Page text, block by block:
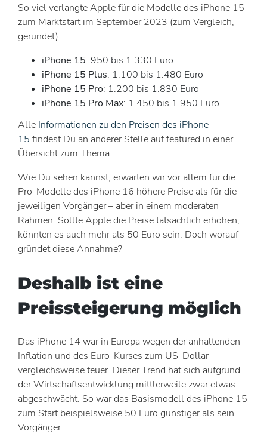
So viel verlangte Apple für die Modelle des iPhone 15
zum Marktstart im September 2023 (zum Vergleich,
gerundet):
iPhone 15: 950 bis 1.330 Euro
iPhone 15 Plus: 1.100 bis 1.480 Euro
iPhone 15 Pro: 1.200 bis 1.830 Euro
iPhone 15 Pro Max: 1.450 bis 1.950 Euro
Alle Informationen zu den Preisen des iPhone
15 findest Du an anderer Stelle auf featured in einer
Übersicht zum Thema.
Wie Du sehen kannst, erwarten wir vor allem für die
Pro-Modelle des iPhone 16 höhere Preise als für die
jeweiligen Vorgänger – aber in einem moderaten
Rahmen. Sollte Apple die Preise tatsächlich erhöhen,
könnten es auch mehr als 50 Euro sein. Doch worauf
gründet diese Annahme?
Deshalb ist eine
Preissteigerung möglich
Das iPhone 14 war in Europa wegen der anhaltenden
Inflation und des Euro-Kurses zum US-Dollar
vergleichsweise teuer. Dieser Trend hat sich aufgrund
der Wirtschaftsentwicklung mittlerweile zwar etwas
abgeschwächt. So war das Basismodell des iPhone 15
zum Start beispielsweise 50 Euro günstiger als sein
Vorgänger.